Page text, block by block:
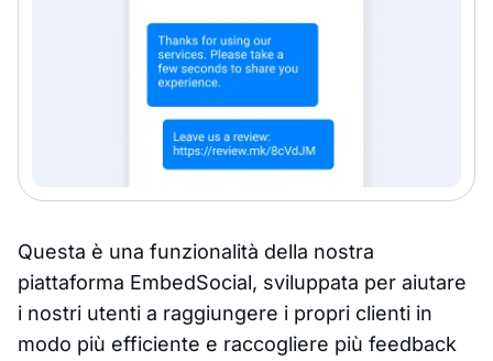
Questa è una funzionalità della nostra
piattaforma EmbedSocial, sviluppata per aiutare
i nostri utenti a raggiungere i propri clienti in
modo più efficiente e raccogliere più feedback